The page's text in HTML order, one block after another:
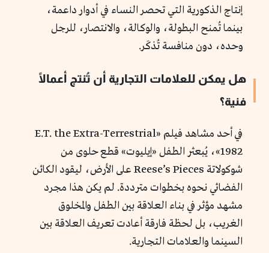
إنتاج الذكورية التي تحصر النساء في أدوار داعمة،
بينما تُمنح البطولة، والوكالة، والانتصار، للرجل
وحده، دون منافسة تُذكَر.
هل يمكن للعلامات التجارية أن تُنتج أعمالًا
فنية؟
في أحد مشاهد فيلم «E.T. the Extra-Terrestrial
1982»، يُبعثر الطفل «إيليوت» قطع حلوى من
شوكولاتة Reese’s Pieces على الأرض، ليقود الكائن
الفضائي نحوه بخطوات مترددة. لم يكن هذا مجرد
مشهد مؤثر في بناء العلاقة بين الطفل والمخلوق
الغريب، بل لحظة فارقة أعادت تعريف العلاقة بين
السينما والعلامات التجارية.